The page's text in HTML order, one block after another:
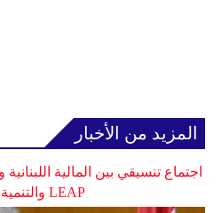
المزيد من الأخبار
اجتماع تنسيقي بين المالية
LEAP والتنمية الرقمية